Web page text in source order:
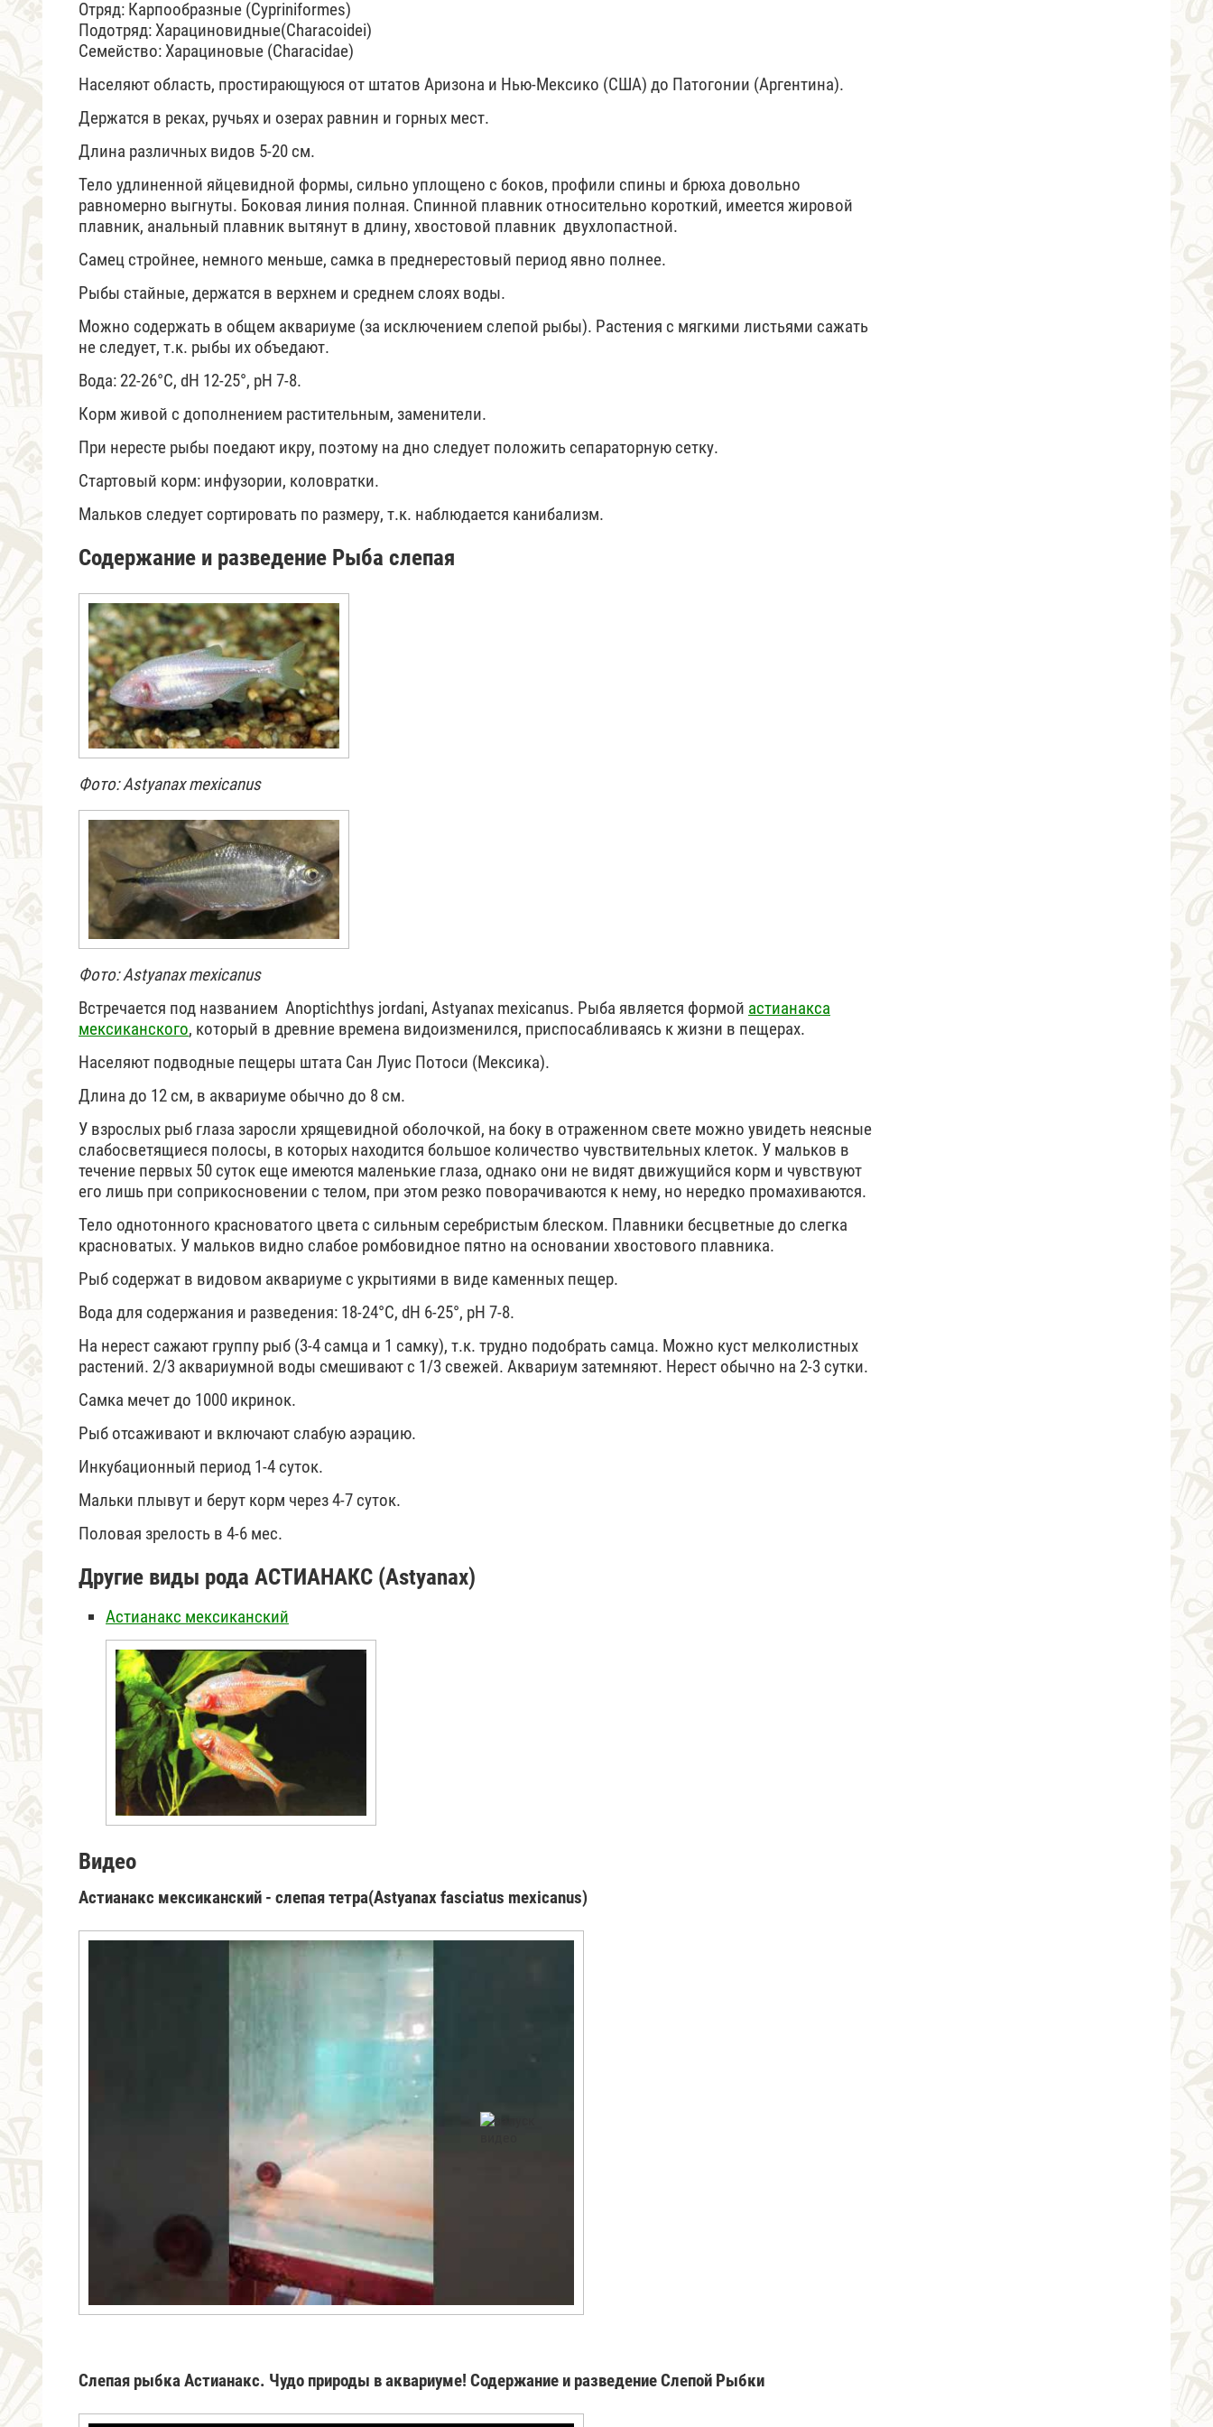
Отряд: Карпообразные (Cypriniformes)
Подотряд: Харациновидные(Characoidei)
Семейство: Харациновые (Characidae)
Населяют область, простирающуюся от штатов Аризона и Нью-Мексико (США) до Патогонии (Аргентина).
Держатся в реках, ручьях и озерах равнин и горных мест.
Длина различных видов 5-20 см.
Тело удлиненной яйцевидной формы, сильно уплощено с боков, профили спины и брюха довольно
равномерно выгнуты. Боковая линия полная. Спинной плавник относительно короткий, имеется жировой
плавник, анальный плавник вытянут в длину, хвостовой плавник двухлопастной.
Самец стройнее, немного меньше, самка в преднерестовый период явно полнее.
Рыбы стайные, держатся в верхнем и среднем слоях воды.
Можно содержать в общем аквариуме (за исключением слепой рыбы). Растения с мягкими листьями сажать
не следует, т.к. рыбы их объедают.
Вода: 22-26°С, dH 12-25°, рН 7-8.
Корм живой с дополнением растительным, заменители.
При нересте рыбы поедают икру, поэтому на дно следует положить сепараторную сетку.
Стартовый корм: инфузории, коловратки.
Мальков следует сортировать по размеру, т.к. наблюдается канибализм.
Содержание и разведение Рыба слепая
Фото: Astyanax mexicanus
Фото: Astyanax mexicanus
Встречается под названием Anoptichthys jordani, Astyanax mexicanus. Рыба является формой астианакса
мексиканского, который в древние времена видоизменился, приспосабливаясь к жизни в пещерах.
Населяют подводные пещеры штата Сан Луис Потоси (Мексика).
Длина до 12 см, в аквариуме обычно до 8 см.
У взрослых рыб глаза заросли хрящевидной оболочкой, на боку в отраженном свете можно увидеть неясные
слабосветящиеся полосы, в которых находится большое количество чувствительных клеток. У мальков в
течение первых 50 суток еще имеются маленькие глаза, однако они не видят движущийся корм и чувствуют
его лишь при соприкосновении с телом, при этом резко поворачиваются к нему, но нередко промахиваются.
Тело однотонного красноватого цвета с сильным серебристым блеском. Плавники бесцветные до слегка
красноватых. У мальков видно слабое ромбовидное пятно на основании хвостового плавника.
Рыб содержат в видовом аквариуме с укрытиями в виде каменных пещер.
Вода для содержания и разведения: 18-24°С, dH 6-25°, рН 7-8.
На нерест сажают группу рыб (3-4 самца и 1 самку), т.к. трудно подобрать самца. Можно куст мелколистных
растений. 2/3 аквариумной воды смешивают с 1/3 свежей. Аквариум затемняют. Нерест обычно на 2-3 сутки.
Самка мечет до 1000 икринок.
Рыб отсаживают и включают слабую аэрацию.
Инкубационный период 1-4 суток.
Мальки плывут и берут корм через 4-7 суток.
Половая зрелость в 4-6 мес.
Другие виды рода АСТИАНАКС (Astyanax)
Астианакс мексиканский
Видео
Астианакс мексиканский - слепая тетра(Astyanax fasciatus mexicanus)
Слепая рыбка Астианакс. Чудо природы в аквариуме! Содержание и разведение Слепой Рыбки